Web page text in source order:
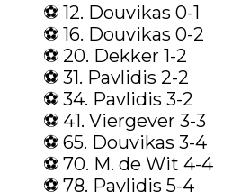
⚽️ 12. Douvikas 0-1
⚽️ 16. Douvikas 0-2
⚽️ 20. Dekker 1-2
⚽️ 31. Pavlidis 2-2
⚽️ 34. Pavlidis 3-2
⚽️ 41. Viergever 3-3
⚽️ 65. Douvikas 3-4
⚽️ 70. M. de Wit 4-4
⚽️ 78. Pavlidis 5-4